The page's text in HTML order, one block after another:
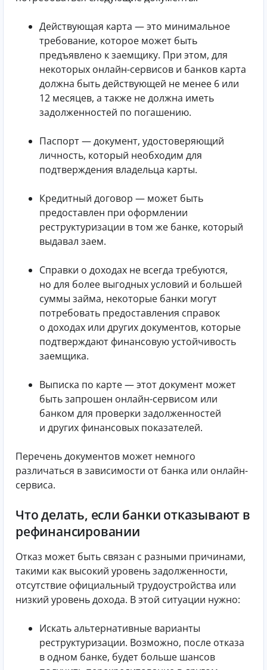
Действующая карта — это минимальное
требование, которое может быть
предъявлено к заемщику. При этом, для
некоторых онлайн-сервисов и банков карта
должна быть действующей не менее 6 или
12 месяцев, а также не должна иметь
задолженностей по погашению.
Паспорт — документ, удостоверяющий
личность, который необходим для
подтверждения владельца карты.
Кредитный договор — может быть
предоставлен при оформлении
реструктуризации в том же банке, который
выдавал заем.
Справки о доходах не всегда требуются,
но для более выгодных условий и большей
суммы займа, некоторые банки могут
потребовать предоставления справок
о доходах или других документов, которые
подтверждают финансовую устойчивость
заемщика.
Выписка по карте — этот документ может
быть запрошен онлайн-сервисом или
банком для проверки задолженностей
и других финансовых показателей.
Перечень документов может немного
различаться в зависимости от банка или онлайн-
сервиса.
Что делать, если банки отказывают в
рефинансировании
Отказ может быть связан с разными причинами,
такими как высокий уровень задолженности,
отсутствие официальный трудоустройства или
низкий уровень дохода. В этой ситуации нужно:
Искать альтернативные варианты
реструктуризации. Возможно, после отказа
в одном банке, будет больше шансов